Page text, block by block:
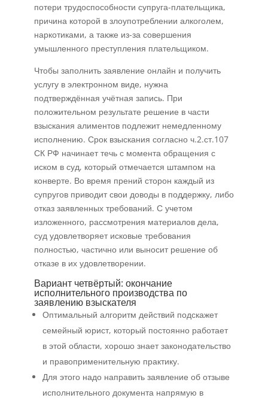
потери трудоспособности супруга-плательщика,
причина которой в злоупотреблении алкоголем,
наркотиками, а также из-за совершения
умышленного преступления плательщиком.
Чтобы заполнить заявление онлайн и получить
услугу в электронном виде, нужна
подтверждённая учётная запись. При
положительном результате решение в части
взыскания алиментов подлежит немедленному
исполнению. Срок взыскания согласно ч.2.ст.107
СК РФ начинает течь с момента обращения с
иском в суд, который отмечается штампом на
конверте. Во время прений сторон каждый из
супругов приводит свои доводы в поддержку, либо
отказ заявленных требований. С учетом
изложенного, рассмотрения материалов дела,
суд удовлетворяет исковые требования
полностью, частично или выносит решение об
отказе в их удовлетворении.
Вариант четвёртый: окончание
исполнительного производства по
заявлению взыскателя
Оптимальный алгоритм действий подскажет
семейный юрист, который постоянно работает
в этой области, хорошо знает законодательство
и правоприменительную практику.
Для этого надо направить заявление об отзыве
исполнительного документа напрямую в